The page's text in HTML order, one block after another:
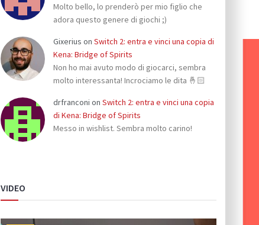
Molto bello, lo prenderò per mio figlio che
adora questo genere di giochi ;)
Gixerius on Switch 2: entra e vinci una copia di
Kena: Bridge of Spirits
Non ho mai avuto modo di giocarci, sembra
molto interessanta! Incrociamo le dita 🤞🏻
drfranconi on Switch 2: entra e vinci una copia
di Kena: Bridge of Spirits
Messo in wishlist. Sembra molto carino!
VIDEO